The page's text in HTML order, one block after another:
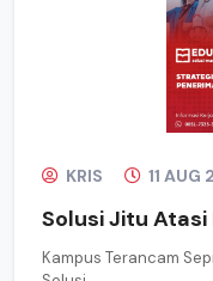
KRIS 11 AUG
Solusi Jitu
Kampus Terancam